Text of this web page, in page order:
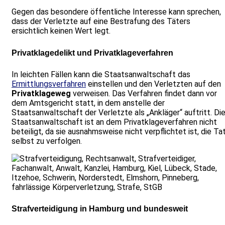
Gegen das besondere öffentliche Interesse kann sprechen,
dass der Verletzte auf eine Bestrafung des Täters
ersichtlich keinen Wert legt.
Privatklagedelikt und Privatklageverfahren
In leichten Fällen kann die Staatsanwaltschaft das
Ermittlungsverfahren einstellen und den Verletzten auf den
Privatklageweg verweisen. Das Verfahren findet dann vor
dem Amtsgericht statt, in dem anstelle der
Staatsanwaltschaft der Verletzte als „Ankläger“ auftritt. Die
Staatsanwaltschaft ist an dem Privatklageverfahren nicht
beteiligt, da sie ausnahmsweise nicht verpflichtet ist, die
selbst zu verfolgen.
Strafverteidigung in Hamburg und bundesweit